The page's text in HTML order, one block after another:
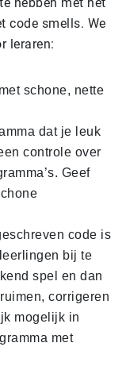
code smells. We
leraren:
schone, nette
dat je leuk
controle over
Geef
code is
bij te
spel en dan
corrigeren
mogelijk in
met